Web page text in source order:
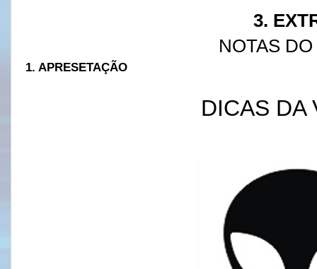
3.
NOTAS
1. APRESETAÇÃO
DICAS DA